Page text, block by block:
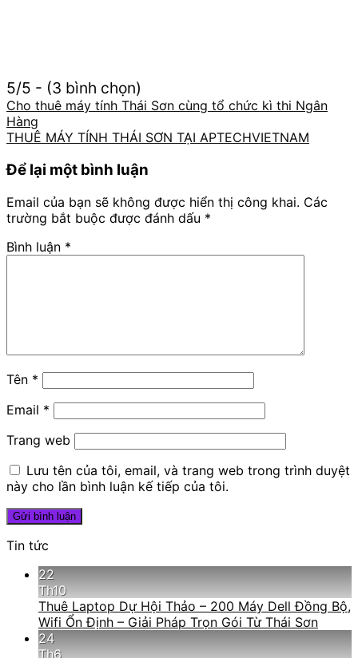
5/5 - (3 bình chọn)
Cho thuê máy tính Thái Sơn cùng tổ chức kì thi Ngân
Hàng
THUÊ MÁY TÍNH THÁI SƠN TẠI APTECHVIETNAM
Để lại một bình luận
Email của bạn sẽ không được hiển thị công khai. Các
trường bắt buộc được đánh dấu *
Bình luận *
Tên *
Email *
Trang web
Lưu tên của tôi, email, và trang web trong trình duyệt
này cho lần bình luận kế tiếp của tôi.
Tin tức
22
Th10
Thuê Laptop Dự Hội Thảo – 200 Máy Dell Đồng Bộ,
Wifi Ổn Định – Giải Pháp Trọn Gói Từ Thái Sơn
24
Th6